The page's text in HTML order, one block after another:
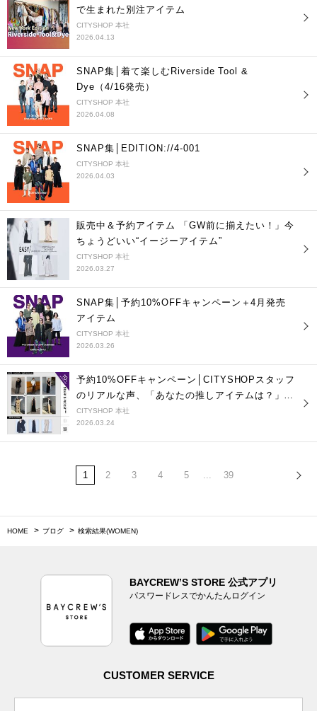
で生まれた別注アイテム
CITYSHOP 本社
2026.04.13
SNAP集│着て楽しむRiverside Tool &
Dye（4/16発売）
CITYSHOP 本社
2026.04.08
SNAP集│EDITION://4-001
CITYSHOP 本社
2026.04.03
販売中＆予約アイテム 「GW前に揃えたい！」今
ちょうどいい“イージーアイテム”
CITYSHOP 本社
2026.03.27
SNAP集│予約10%OFFキャンペーン＋4月発売
アイテム
CITYSHOP 本社
2026.03.26
予約10%OFFキャンペーン│CITYSHOPスタッフ
のリアルな声、「あなたの推しアイテムは？」
vol.２
CITYSHOP 本社
2026.03.24
1 2 3 4 5 ... 39
HOME ブログ 検索結果(WOMEN)
BAYCREW’S STORE 公式アプリ
パスワードレスでかんたんログイン
CUSTOMER SERVICE